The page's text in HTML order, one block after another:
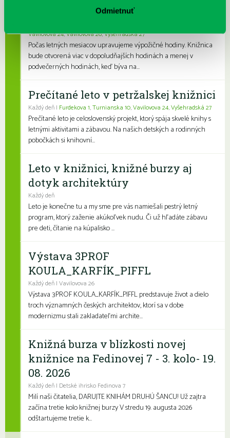
Odmietnuť
Letné výpožičné hodiny knižnice
Vavilovova 24,Vavilovova 26,Vyšehradská 27
Počas letných mesiacov upravujeme výpožičné hodiny. Knižnica
bude otvorená viac v dopoludňajších hodinách a menej v
podvečerných hodinách, keď býva na...
Prečítané leto v petržalskej knižnici
Každý deň | Furdekova 1,Turnianska 10,Vavilovova 24,Vyšehradská 27
Prečítané leto je celoslovenský projekt, ktorý spája skvelé knihy s
letnými aktivitami a zábavou. Na našich detských a rodinných
pobočkách si knihovní...
Leto v knižnici, knižné burzy aj
dotyk architektúry
Každý deň
Leto je konečne tu a my sme pre vás namiešali pestrý letný
program, ktorý zaženie akúkoľvek nudu. Či už hľadáte zábavu
pre deti, čítanie na kúpalisko ...
Výstava 3PROF
KOULA_KARFÍK_PIFFL
Každý deň | Vavilovova 26
Výstava 3PROF KOULA_KARFÍK_PIFFL predstavuje život a dielo
troch významných českých architektov, ktorí sa v dobe
modernizmu stali zakladateľmi archite...
Knižná burza v blízkosti novej
knižnice na Fedinovej 7 - 3. kolo- 19.
08. 2026
Každý deň | Detské ihrisko Fedinova 7
Milí naši čitatelia, DARUJTE KNIHÁM DRUHÚ ŠANCU! Už zajtra
začína tretie kolo knižnej burzy V stredu 19. augusta 2026
odštartujeme tretie k...